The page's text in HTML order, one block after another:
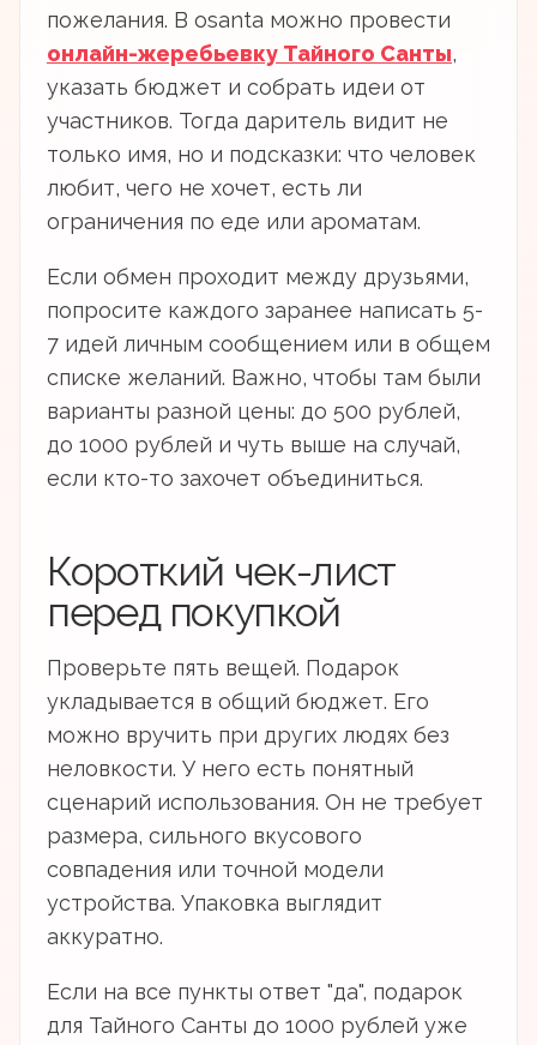
пожелания. В osanta можно провести
онлайн-жеребьевку Тайного Санты,
указать бюджет и собрать идеи от
участников. Тогда даритель видит не
только имя, но и подсказки: что человек
любит, чего не хочет, есть ли
ограничения по еде или ароматам.
Если обмен проходит между друзьями,
попросите каждого заранее написать 5-
7 идей личным сообщением или в общем
списке желаний. Важно, чтобы там были
варианты разной цены: до 500 рублей,
до 1000 рублей и чуть выше на случай,
если кто-то захочет объединиться.
Короткий чек-лист
перед покупкой
Проверьте пять вещей. Подарок
укладывается в общий бюджет. Его
можно вручить при других людях без
неловкости. У него есть понятный
сценарий использования. Он не требует
размера, сильного вкусового
совпадения или точной модели
устройства. Упаковка выглядит
аккуратно.
Если на все пункты ответ "да", подарок
для Тайного Санты до 1000 рублей уже